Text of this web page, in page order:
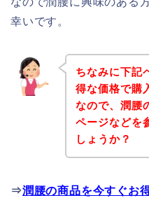
幸いです。
ちなみに下記
得な価格で購
なので、潤腰
ページなどを
しょうか？
⇒潤腰の商品を今すぐお